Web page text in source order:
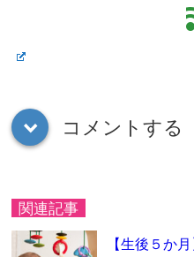
down コメントする
関連記事
【生後５か